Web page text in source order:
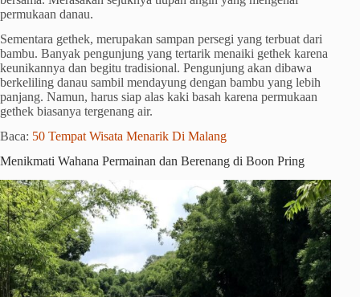
permukaan danau.
Sementara gethek, merupakan sampan persegi yang terbuat dari
bambu. Banyak pengunjung yang tertarik menaiki gethek karena
keunikannya dan begitu tradisional. Pengunjung akan dibawa
berkeliling danau sambil mendayung dengan bambu yang lebih
panjang. Namun, harus siap alas kaki basah karena permukaan
gethek biasanya tergenang air.
Baca: 50 Tempat Wisata Menarik Di Malang
Menikmati Wahana Permainan dan Berenang di Boon Pring